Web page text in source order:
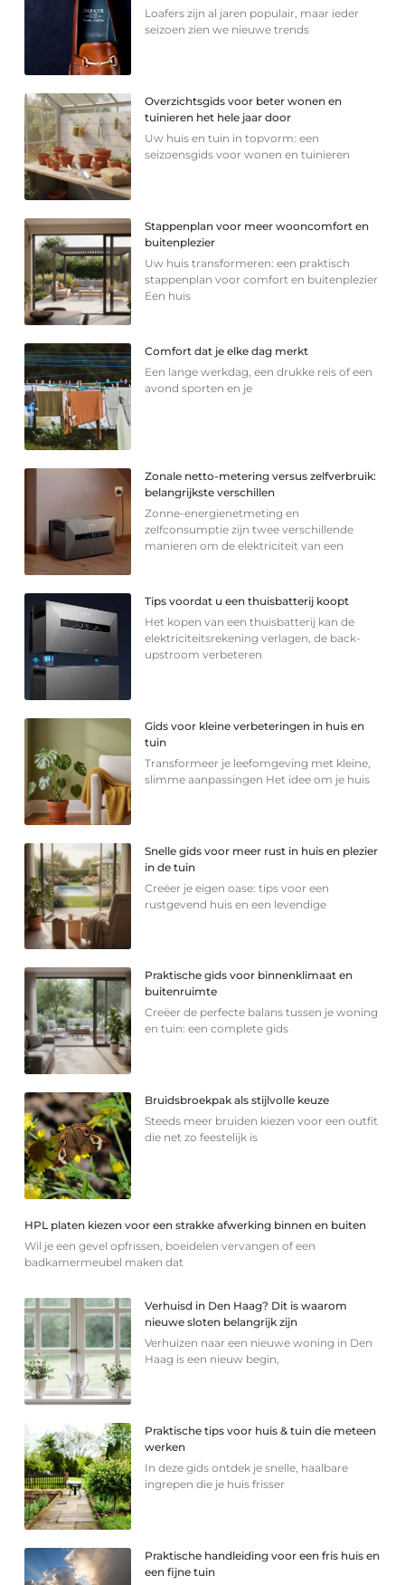
Loafers zijn al jaren populair, maar ieder
seizoen zien we nieuwe trends
Overzichtsgids voor beter wonen en
tuinieren het hele jaar door
Uw huis en tuin in topvorm: een
seizoensgids voor wonen en tuinieren
Stappenplan voor meer wooncomfort en
buitenplezier
Uw huis transformeren: een praktisch
stappenplan voor comfort en buitenplezier
Een huis
Comfort dat je elke dag merkt
Een lange werkdag, een drukke reis of een
avond sporten en je
Zonale netto-metering versus zelfverbruik:
belangrijkste verschillen
Zonne-energienetmeting en
zelfconsumptie zijn twee verschillende
manieren om de elektriciteit van een
Tips voordat u een thuisbatterij koopt
Het kopen van een thuisbatterij kan de
elektriciteitsrekening verlagen, de back-
upstroom verbeteren
Gids voor kleine verbeteringen in huis en
tuin
Transformeer je leefomgeving met kleine,
slimme aanpassingen Het idee om je huis
Snelle gids voor meer rust in huis en plezier
in de tuin
Creëer je eigen oase: tips voor een
rustgevend huis en een levendige
Praktische gids voor binnenklimaat en
buitenruimte
Creëer de perfecte balans tussen je woning
en tuin: een complete gids
Bruidsbroekpak als stijlvolle keuze
Steeds meer bruiden kiezen voor een outfit
die net zo feestelijk is
HPL platen kiezen voor een strakke afwerking binnen en buiten
Wil je een gevel opfrissen, boeidelen vervangen of een
badkamermeubel maken dat
Verhuisd in Den Haag? Dit is waarom
nieuwe sloten belangrijk zijn
Verhuizen naar een nieuwe woning in Den
Haag is een nieuw begin,
Praktische tips voor huis & tuin die meteen
werken
In deze gids ontdek je snelle, haalbare
ingrepen die je huis frisser
Praktische handleiding voor een fris huis en
een fijne tuin